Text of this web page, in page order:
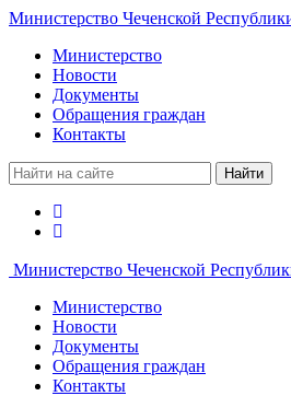
Министерство Чеченской
Министерство
Новости
Документы
Обращения граждан
Контакты
Найти
Министерство Чеченской
Министерство
Новости
Документы
Обращения граждан
Контакты